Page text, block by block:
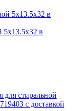
5x13.5x32 в